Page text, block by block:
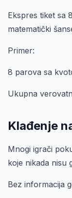
Ekspres tiket sa
matematički
Primer:
8 parova sa
Ukupna
Klađenje
Mnogi igrači
koje nikada nisu
Bez informacija